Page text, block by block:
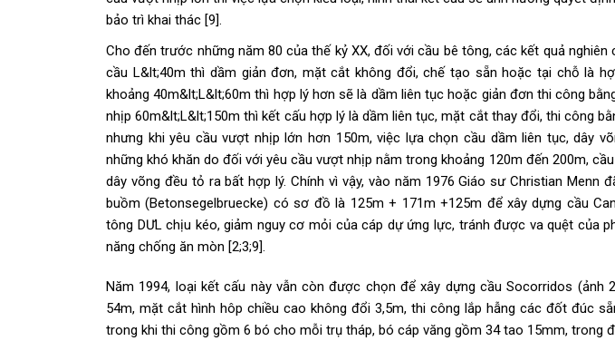
bảo trì khai thác [9].
Cho đến trước những năm 80 của thế kỷ XX, đối với cầu bê tông, các kết quả
cầu L&lt;40m thì dầm giản đơn, mặt cắt không đổi, chế tạo sẵn hoặc tại chỗ là
khoảng 40m&lt;L&lt;60m thì hợp lý hơn sẽ là dầm liên tục hoặc giản đơn thi công
nhịp 60m&lt;L&lt;150m thì kết cấu hợp lý là dầm liên tục, mặt cắt thay đổi, thi công
nhưng khi yêu cầu vượt nhịp lớn hơn 150m, việc lựa chọn cầu dầm liên tục, dây
những khó khăn do đối với yêu cầu vượt nhịp nằm trong khoảng 120m đến 200m,
dây võng đều tỏ ra bất hợp lý. Chính vì vậy, vào năm 1976 Giáo sư Christian Menn
buồm (Betonsegelbruecke) có sơ đồ là 125m + 171m +125m để xây dựng cầu
tông DƯL chịu kéo, giảm nguy cơ mỏi của cáp dự ứng lực, tránh được va quệt của
năng chống ăn mòn [2;3;9].
Năm 1994, loại kết cấu này vẫn còn được chọn để xây dựng cầu Socorridos
54m, mặt cắt hình hôp chiều cao không đổi 3,5m, thi công lắp hẫng các đốt đúc
trong khi thi công gồm 6 bó cho mỗi trụ tháp, bó cáp văng gồm 34 tao 15mm, trong